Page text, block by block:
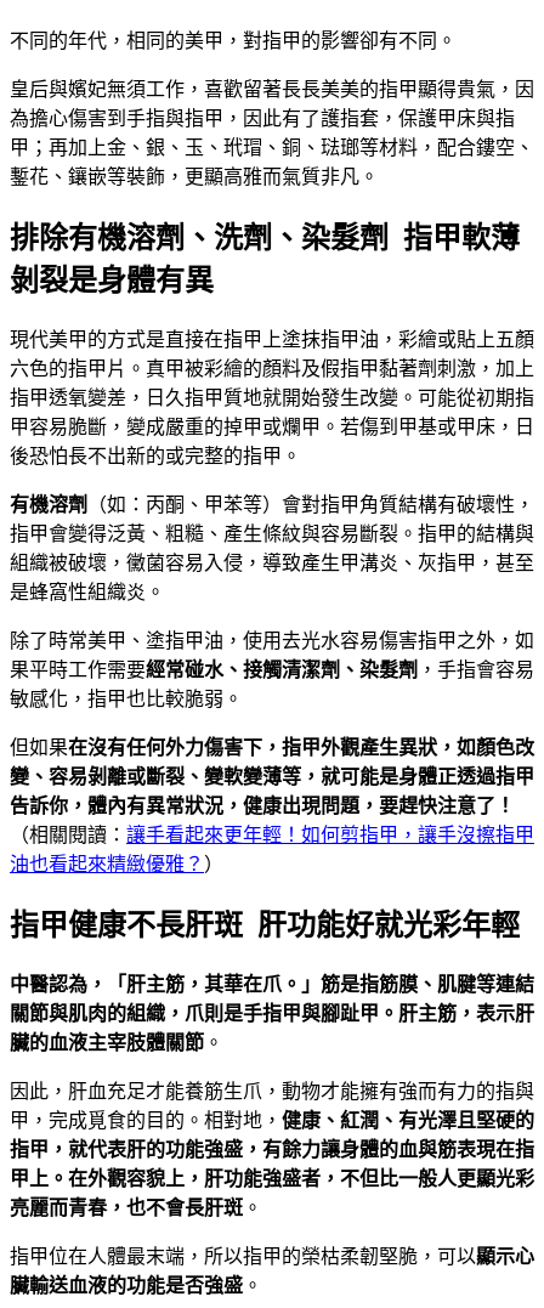
不同的年代，相同的美甲，對指甲的影響卻有不同。
皇后與嬪妃無須工作，喜歡留著長長美美的指甲顯得貴氣，因
為擔心傷害到手指與指甲，因此有了護指套，保護甲床與指
甲；再加上金、銀、玉、玳瑁、銅、琺瑯等材料，配合鏤空、
鏨花、鑲嵌等裝飾，更顯高雅而氣質非凡。
排除有機溶劑、洗劑、染髮劑 指甲軟薄
剝裂是身體有異
現代美甲的方式是直接在指甲上塗抹指甲油，彩繪或貼上五顏
六色的指甲片。真甲被彩繪的顏料及假指甲黏著劑刺激，加上
指甲透氧變差，日久指甲質地就開始發生改變。可能從初期指
甲容易脆斷，變成嚴重的掉甲或爛甲。若傷到甲基或甲床，日
後恐怕長不出新的或完整的指甲。
有機溶劑
（如：丙酮、甲苯等）會對指甲角質結構有破壞性，
指甲會變得泛黃、粗糙、產生條紋與容易斷裂。指甲的結構與
組織被破壞，黴菌容易入侵，導致產生甲溝炎、灰指甲，甚至
是蜂窩性組織炎。
除了時常美甲、塗指甲油，使用去光水容易傷害指甲之外，如
果平時工作需要經常碰水、接觸清潔劑、染髮劑 ，手指會容易
敏感化，指甲也比較脆弱。
但如果在沒有任何外力傷害下，指甲外觀產生異狀，如顏色改
變、容易剝離或斷裂、變軟變薄等，就可能是身體正透過指甲
告訴你，體內有異常狀況，健康出現問題，要趕快注意了！
（相關閱讀： 讓手看起來更年輕！如何剪指甲，讓手沒擦指甲
油也看起來精緻優雅？ ）
指甲健康不長肝斑 肝功能好就光彩年輕
中醫認為，「肝主筋，其華在爪。」筋是指筋膜、肌腱等連結
關節與肌肉的組織，爪則是手指甲與腳趾甲。肝主筋，表示肝
臟的血液主宰肢體關節 。
因此，肝血充足才能養筋生爪，動物才能擁有強而有力的指與
甲，完成覓食的目的。相對地， 健康、紅潤、有光澤且堅硬的
指甲，就代表肝的功能強盛，有餘力讓身體的血與筋表現在指
甲上。在外觀容貌上，肝功能強盛者，不但比一般人更顯光彩
亮麗而青春，也不會長肝斑 。
指甲位在人體最末端，所以指甲的榮枯柔韌堅脆，可以顯示心
臟輸送血液的功能是否強盛 。